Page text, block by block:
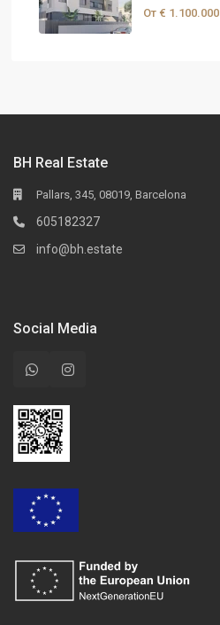
От € 1.100.000
BH Real Estate
Pallars, 345, 08019, Barcelona
605182327
info@bh.estate
Social Media